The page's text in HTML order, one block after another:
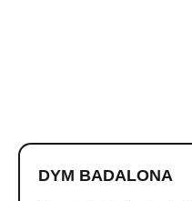
DYM BADALONA